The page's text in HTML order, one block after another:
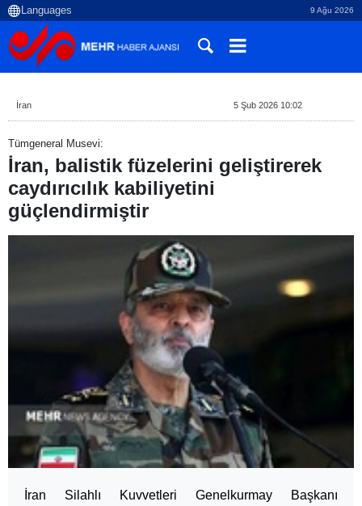
9 Ağu 2026
İran 5 Şub 2026 10:02
Tümgeneral Musevi:
İran, balistik füzelerini geliştirerek
caydırıcılık kabiliyetini
güçlendirmiştir
İran Silahlı Kuvvetleri Genelkurmay Başkanı